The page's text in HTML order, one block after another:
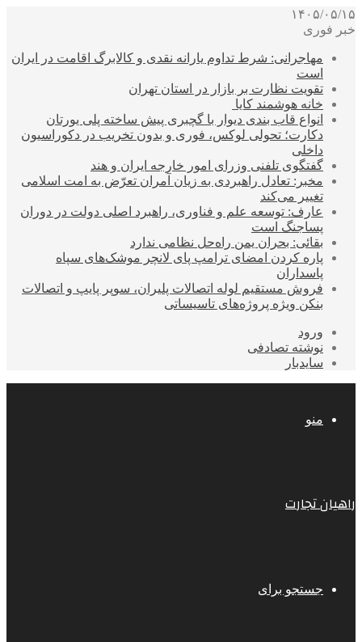
۱۴۰۵/۰۵/۱۵
خبر فوری
مهاجرانی: شرط تداوم یارانه نقدی و کالابرگ اقامت در ایران
است
تقویت نظارت بر بازار در استان تهران
خانه هوشمند کایا
انواع قاب بندی دیوار با گچبری پیش ساخته پلی یورتان
دکارت؛ تحولی لوکس، فوری و بدون تخریب در دکوراسیون
داخلی
گفتگوی تلفنی وزرای امور خارجه ایران و هند
مخبر: تعادل راهبردی به زیان آمران تعرّض به امت اسلامی
تغییر می‌کند
عارف: توسعه علم و فناوری، راهبرد اصلی دولت در دوران
پساجنگ است
بقائی: بحران یمن راه‌حل نظامی ندارد
پاره کردن امضای ترامپ پای لانچر موشک‌های سپاه
پاسداران
فروش مستقیم لوله اتصالات پلیران، سوپر پایپ و اتصالات
بنکن ویژه پروژه‌های تاسیساتی
ورود
نوشته تصادفی
سایدبار
منو
راهیان تجارت
جستجو برای